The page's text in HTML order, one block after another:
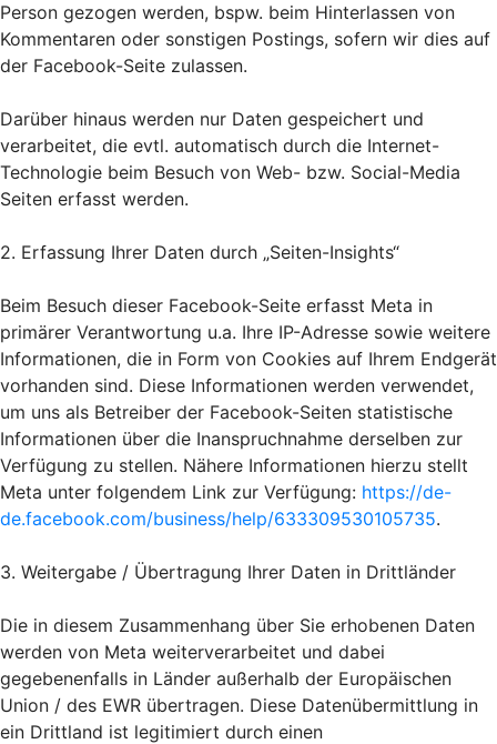
Person gezogen werden, bspw. beim Hinterlassen von
Kommentaren oder sonstigen Postings, sofern wir dies auf
der Facebook-Seite zulassen.
Darüber hinaus werden nur Daten gespeichert und
verarbeitet, die evtl. automatisch durch die Internet-
Technologie beim Besuch von Web- bzw. Social-Media
Seiten erfasst werden.
2. Erfassung Ihrer Daten durch „Seiten-Insights“
Beim Besuch dieser Facebook-Seite erfasst Meta in
primärer Verantwortung u.a. Ihre IP-Adresse sowie weitere
Informationen, die in Form von Cookies auf Ihrem Endgerät
vorhanden sind. Diese Informationen werden verwendet,
um uns als Betreiber der Facebook-Seiten statistische
Informationen über die Inanspruchnahme derselben zur
Verfügung zu stellen. Nähere Informationen hierzu stellt
Meta unter folgendem Link zur Verfügung: https://de-
de.facebook.com/business/help/633309530105735.
3. Weitergabe / Übertragung Ihrer Daten in Drittländer
Die in diesem Zusammenhang über Sie erhobenen Daten
werden von Meta weiterverarbeitet und dabei
gegebenenfalls in Länder außerhalb der Europäischen
Union / des EWR übertragen. Diese Datenübermittlung in
ein Drittland ist legitimiert durch einen